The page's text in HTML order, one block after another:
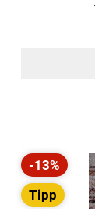
Rabatt
-13%
Tipp